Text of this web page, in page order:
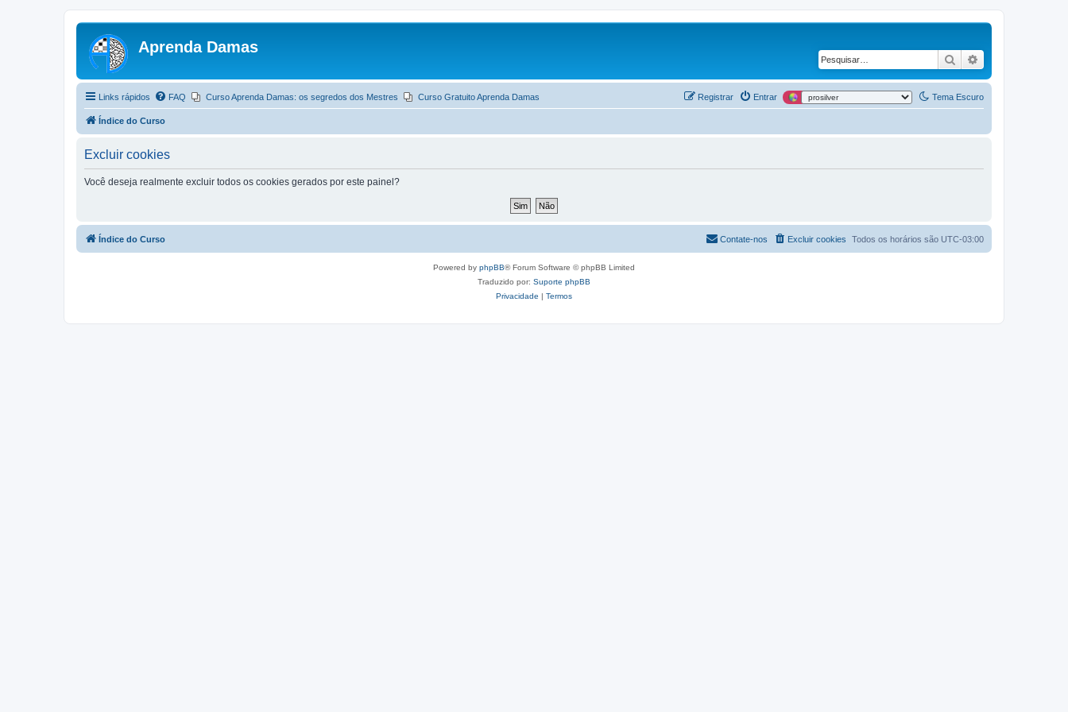
Aprenda Damas
Pesquisar
Links rápidos Tema Escuro
FAQ Curso Aprenda Damas: os segredos dos Mestres Curso Gratuito Aprenda Damas Entrar
Registrar
Índice do Curso
Excluir cookies
Você deseja realmente excluir todos os cookies gerados por este painel?
Índice do Curso Todos os horários são UTC-03:00
Excluir cookies
Contate-nos
Powered by phpBB® Forum Software © phpBB Limited
Traduzido por: Suporte phpBB
Privacidade | Termos